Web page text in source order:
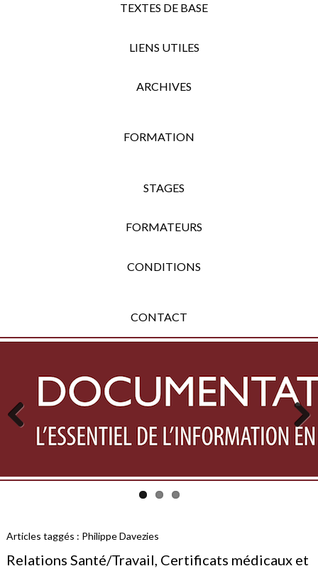
TEXTES DE BASE
LIENS UTILES
ARCHIVES
FORMATION
STAGES
FORMATEURS
CONDITIONS
CONTACT
Previous Next
Articles taggés : Philippe Davezies
Relations Santé/Travail, Certificats médicaux et